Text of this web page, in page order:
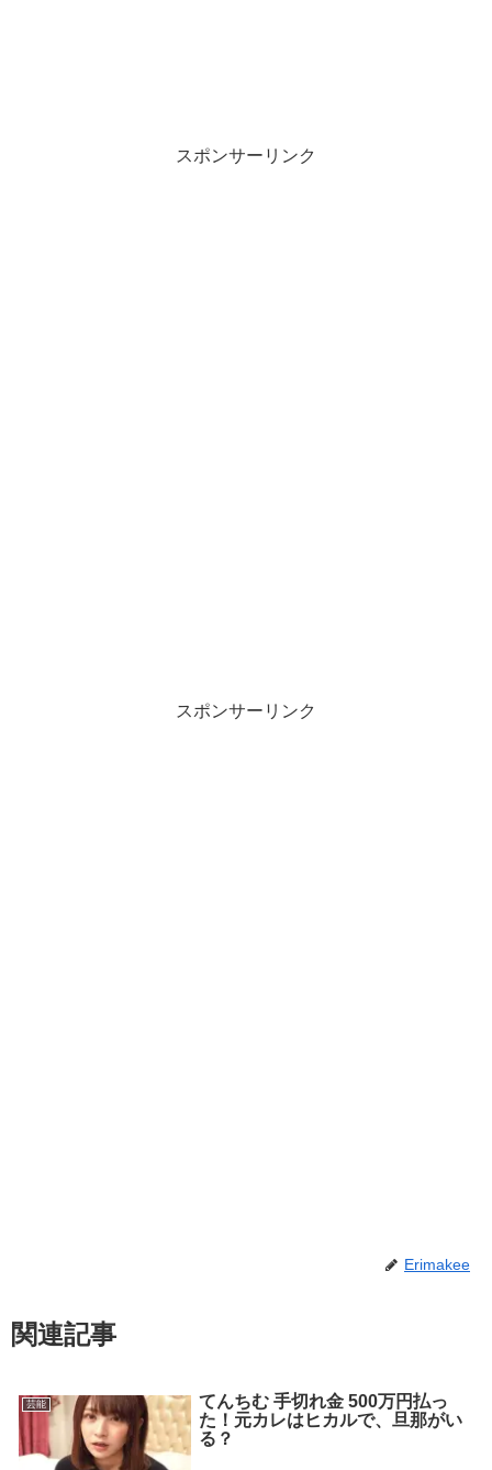
スポンサーリンク
スポンサーリンク
Erimakee
関連記事
芸能
てんちむ 手切れ金 500万円払っ
た！元カレはヒカルで、旦那がい
る？